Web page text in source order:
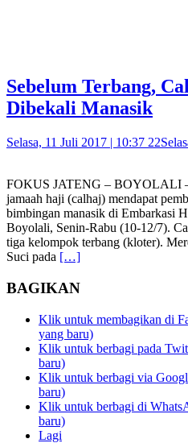
Sebelum Terbang,
Dibekali Manasik
Selasa, 11 Juli 2017 | 10:37 22
FOKUS JATENG – BOYOLALI
jamaah haji (calhaj) mendapat
bimbingan manasik di Embarkasi
Boyolali, Senin-Rabu (10-12/7).
tiga kelompok terbang (kloter).
Suci pada […]
BAGIKAN
Klik untuk membagikan di
yang baru)
Klik untuk berbagi pada
baru)
Klik untuk berbagi via
baru)
Klik untuk berbagi di
baru)
Lagi